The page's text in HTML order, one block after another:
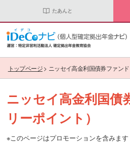
たあんと
トップページ> ニッセイ高金利国債券ファン
ニッセイ高金利国債
リーポイント）
※このページはプロモーションを含みます